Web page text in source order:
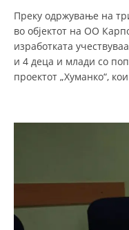
Преку одржување на
во објектот на ОО
изработката
и 4 деца и млади со
проектот „Хуманко“,